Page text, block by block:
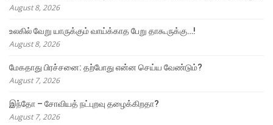
August 8, 2026
உலகில் வேறு யாருக்கும் வாய்க்காத பேறு தாகூருக்கு…!
August 8, 2026
மேகதாது பிரச்சனை: தற்போது என்ன செய்ய வேண்டும்?
August 7, 2026
இந்தோ – சோவியத் நட்புறவு தழைக்கிறதா?
August 7, 2026